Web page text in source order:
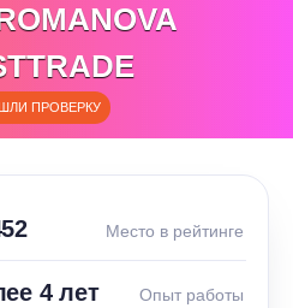
ПРОВЕРКУ
Место в рейтинге
4 лет Опыт работы